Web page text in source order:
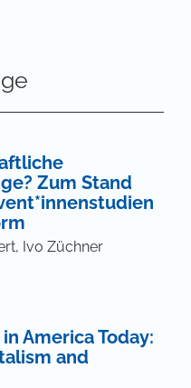
Zum Stand
Ivo Züchner
America Today:
and